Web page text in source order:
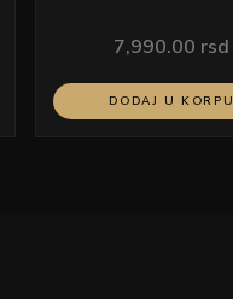
7,990.00 rsd
DODAJ U KORPU